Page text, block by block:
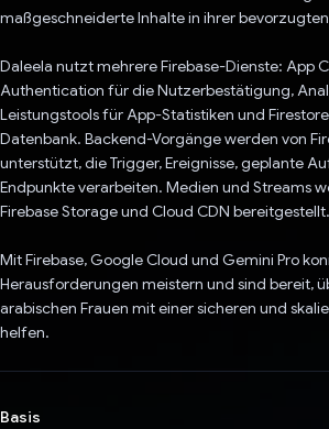
maßgeschneiderte Inhalte in ihrer
Daleela nutzt mehrere Firebase-Dienste: App
Authentication für die Nutzerbestätigung,
Leistungstools für App-Statistiken und
Datenbank. Backend-Vorgänge werden von
unterstützt, die Trigger, Ereignisse, geplante
Endpunkte verarbeiten. Medien und Streams
Firebase Storage und Cloud CDN bereitgestellt.
Mit Firebase, Google Cloud und Gemini Pro
Herausforderungen meistern und sind bereit,
arabischen Frauen mit einer sicheren und
helfen.
Basis